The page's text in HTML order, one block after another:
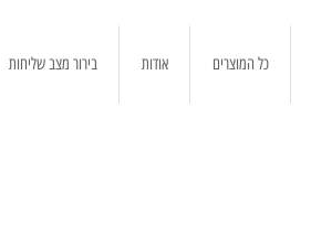
כל המוצרים אודות בירור מצב שליחות